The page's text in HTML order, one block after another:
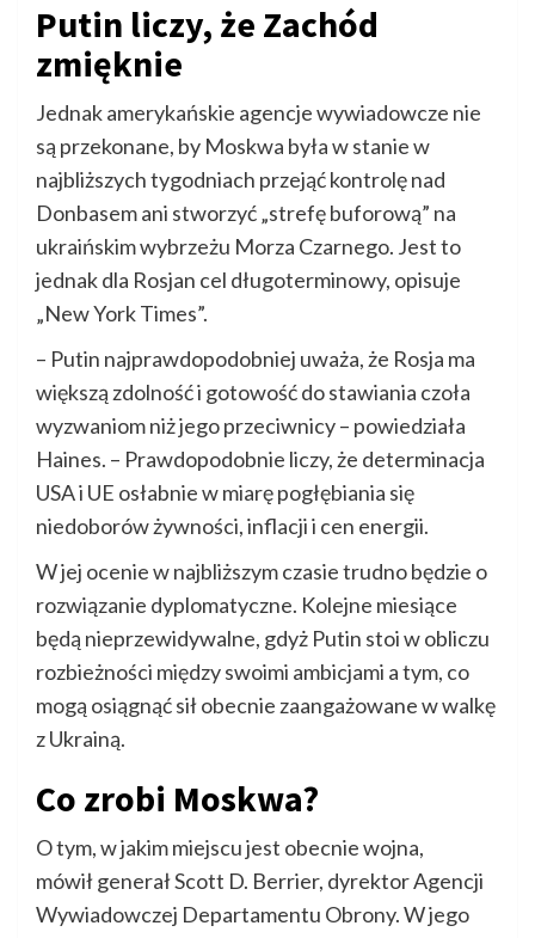
Putin liczy, że Zachód
zmięknie
Jednak amerykańskie agencje wywiadowcze nie
są przekonane, by Moskwa była w stanie w
najbliższych tygodniach przejąć kontrolę nad
Donbasem ani stworzyć „strefę buforową” na
ukraińskim wybrzeżu Morza Czarnego. Jest to
jednak dla Rosjan cel długoterminowy, opisuje
„New York Times”.
– Putin najprawdopodobniej uważa, że Rosja ma
większą zdolność i gotowość do stawiania czoła
wyzwaniom niż jego przeciwnicy – powiedziała
Haines. – Prawdopodobnie liczy, że determinacja
USA i UE osłabnie w miarę pogłębiania się
niedoborów żywności, inflacji i cen energii.
W jej ocenie w najbliższym czasie trudno będzie o
rozwiązanie dyplomatyczne. Kolejne miesiące
będą nieprzewidywalne, gdyż Putin stoi w obliczu
rozbieżności między swoimi ambicjami a tym, co
mogą osiągnąć sił obecnie zaangażowane w walkę
z Ukrainą.
Co zrobi Moskwa?
O tym, w jakim miejscu jest obecnie wojna,
mówił generał Scott D. Berrier, dyrektor Agencji
Wywiadowczej Departamentu Obrony. W jego